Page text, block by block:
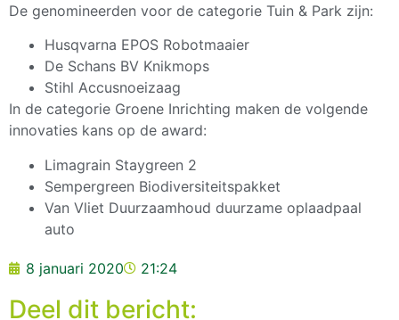
De genomineerden voor de categorie Tuin & Park zijn:
Husqvarna EPOS Robotmaaier
De Schans BV Knikmops
Stihl Accusnoeizaag
In de categorie Groene Inrichting maken de volgende
innovaties kans op de award:
Limagrain Staygreen 2
Sempergreen Biodiversiteitspakket
Van Vliet Duurzaamhoud duurzame oplaadpaal
auto
8 januari 2020 21:24
Deel dit bericht: